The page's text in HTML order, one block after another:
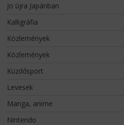
Jo újra Japánban
Kalligráfia
Közlemények
Közlemények
Küzdősport
Levesek
Manga, anime
Nintendo